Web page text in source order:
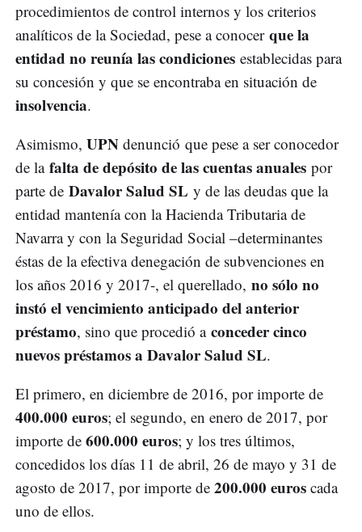
procedimientos de control internos y los criterios
analíticos de la Sociedad, pese a conocerque la
entidad no reunía las condiciones establecidas para
su concesión y que se encontraba en situación de
insolvencia.
Asimismo, UPN denunció que pese a ser conocedor
de la falta de depósito de las cuentas anuales por
parte de Davalor Salud SL y de las deudas que la
entidad mantenía con la Hacienda Tributaria de
Navarra y con la Seguridad Social –determinantes
éstas de la efectiva denegación de subvenciones en
los años 2016 y 2017-, el querellado, no sólo no
instó el vencimiento anticipado del anterior
préstamo, sino que procedió a conceder cinco
nuevos préstamos a Davalor Salud SL.
El primero, en diciembre de 2016, por importe de
400.000 euros; el segundo, en enero de 2017, por
importe de 600.000 euros; y los tres últimos,
concedidos los días 11 de abril, 26 de mayo y 31 de
agosto de 2017, por importe de 200.000 euros cada
uno de ellos.